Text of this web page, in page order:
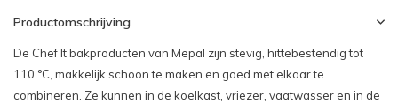
Productomschrijving
De Chef It bakproducten van Mepal zijn stevig, hittebestendig tot
110 °C, makkelijk schoon te maken en goed met elkaar te
combineren. Ze kunnen in de koelkast, vriezer, vaatwasser en in de